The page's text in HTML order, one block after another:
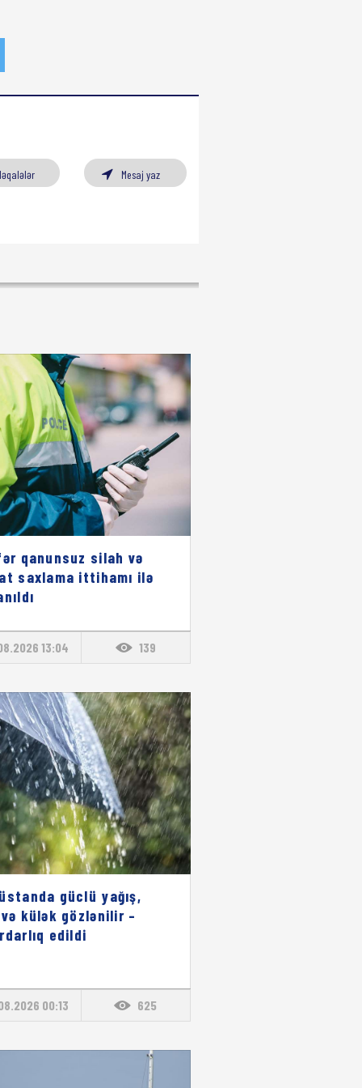
Mesaj yaz
qanunsuz silah və
saxlama ittihamı ilə
13:04 139
güclü yağış,
külək gözlənilir –
edildi
00:13 625